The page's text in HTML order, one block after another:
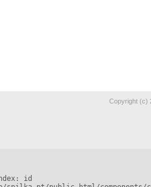
Copyright (c)
id